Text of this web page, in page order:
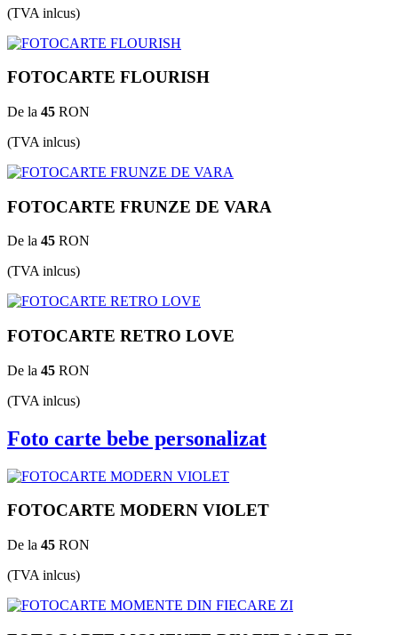
(TVA inlcus)
FOTOCARTE FLOURISH
De la 45 RON
(TVA inlcus)
FOTOCARTE FRUNZE DE VARA
De la 45 RON
(TVA inlcus)
FOTOCARTE RETRO LOVE
De la 45 RON
(TVA inlcus)
Foto carte bebe personalizat
FOTOCARTE MODERN VIOLET
De la 45 RON
(TVA inlcus)